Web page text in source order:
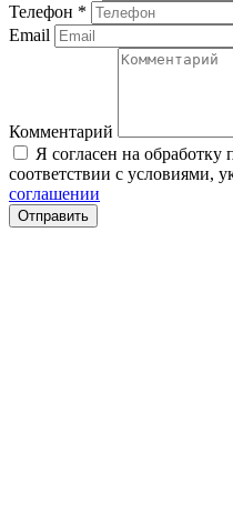
Телефон *
Email
Комментарий
Я согласен на
соответствии с условиями,
соглашении